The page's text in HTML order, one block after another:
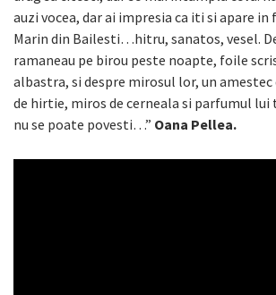
auzi vocea, dar ai impresia ca iti si apare
Marin din Bailesti…hitru, sanatos, vesel.
ramaneau pe birou peste noapte, foile
albastra, si despre mirosul lor, un
de hirtie, miros de cerneala si parfumul lui
nu se poate povesti…” Oana Pellea.